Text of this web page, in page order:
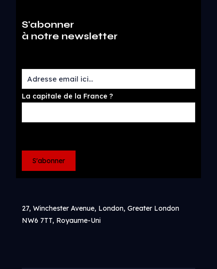
S'abonner
à notre newsletter
La capitale de la France ?
27, Winchester Avenue, London, Greater London
NW6 7TT, Royaume-Uni